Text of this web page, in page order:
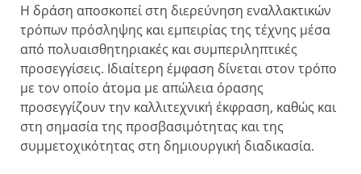
Η δράση αποσκοπεί στη διερεύνηση εναλλακτικών
τρόπων πρόσληψης και εμπειρίας της τέχνης μέσα
από πολυαισθητηριακές και συμπεριληπτικές
προσεγγίσεις. Ιδιαίτερη έμφαση δίνεται στον τρόπο
με τον οποίο άτομα με απώλεια όρασης
προσεγγίζουν την καλλιτεχνική έκφραση, καθώς και
στη σημασία της προσβασιμότητας και της
συμμετοχικότητας στη δημιουργική διαδικασία.